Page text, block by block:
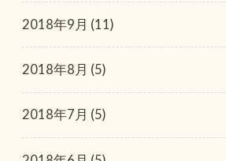
2018年9月 (11)
2018年8月 (5)
2018年7月 (5)